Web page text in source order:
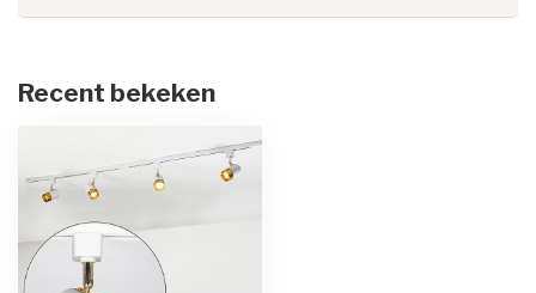
Recent bekeken